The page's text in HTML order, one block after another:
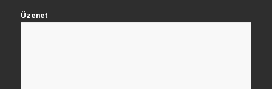
Üzenet